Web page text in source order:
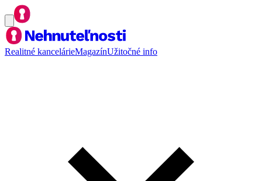
Realitné kancelárieMagazínUžitočné info